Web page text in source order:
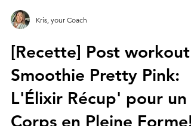
Kris, your Coach
[Recette] Post workout
Smoothie Pretty Pink: